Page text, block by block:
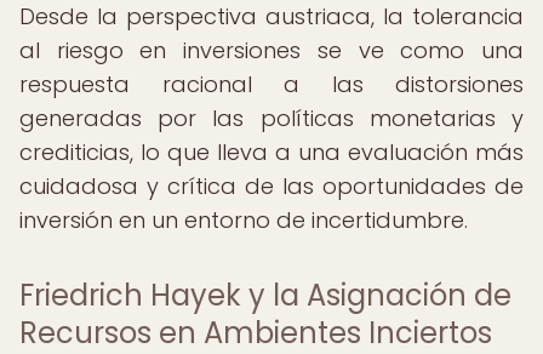
Desde la perspectiva austriaca, la tolerancia
al riesgo en inversiones se ve como una
respuesta racional a las distorsiones
generadas por las políticas monetarias y
crediticias, lo que lleva a una evaluación más
cuidadosa y crítica de las oportunidades de
inversión en un entorno de incertidumbre.
Friedrich Hayek y la Asignación de
Recursos en Ambientes Inciertos